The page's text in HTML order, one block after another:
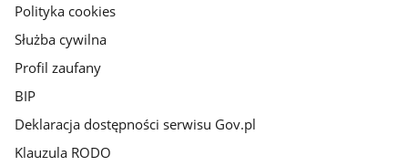
Polityka cookies
Służba cywilna
Profil zaufany
BIP
Deklaracja dostępności serwisu Gov.pl
Klauzula RODO